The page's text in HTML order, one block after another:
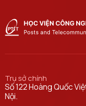
Trụ sở chính
Số 122 Hoàng Quốc
Nội.